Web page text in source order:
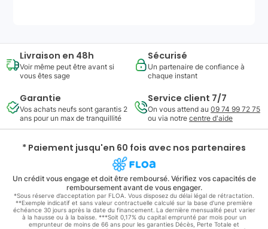
Livraison en 48h
Voir même peut être avant si
vous êtes sage
Sécurisé
Un partenaire de confiance à
chaque instant
Garantie
Vos achats neufs sont garantis 2
ans pour un max de tranquillité
Service client 7/7
On vous attend au 09 74 99 72 75
ou via notre centre d'aide
* Paiement jusqu'en 60 fois avec nos partenaires
Un crédit vous engage et doit être remboursé. Vérifiez vos capacités de
remboursement avant de vous engager.
*Sous réserve d’acceptation par FLOA. Vous disposez du délai légal de rétractation.
**Exemple indicatif et sans valeur contractuelle calculé sur la base d'une première
échéance 30 jours après la date du financement. La dernière mensualité peut varier
à la hausse ou à la baisse. ***Soit 0,17% du capital emprunté par mois pour un
emprunteur de moins de 66 ans pour les garanties Décès, Perte Totale et